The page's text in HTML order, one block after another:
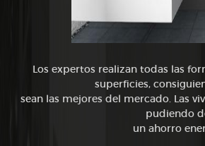
Los expertos realizan todas las
superficies,
sean las mejores del mercado. Las
pudiendo
un ahorro